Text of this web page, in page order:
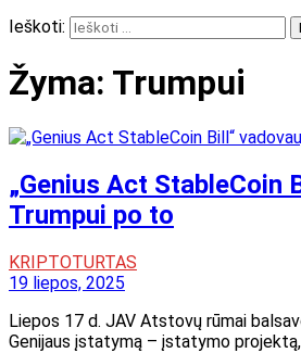
Ieškoti:
Žyma: Trumpui
„Genius Act StableCoin
Trumpui po to
KRIPTOTURTAS
19 liepos, 2025
Liepos 17 d. JAV Atstovų rūmai
Genijaus įstatymą – įstatymo